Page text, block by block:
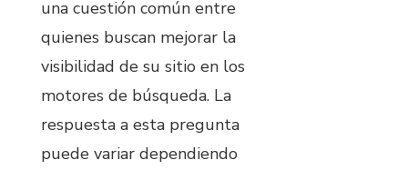
una cuestión común entre
quienes buscan mejorar la
visibilidad de su sitio en los
motores de búsqueda. La
respuesta a esta pregunta
puede variar dependiendo